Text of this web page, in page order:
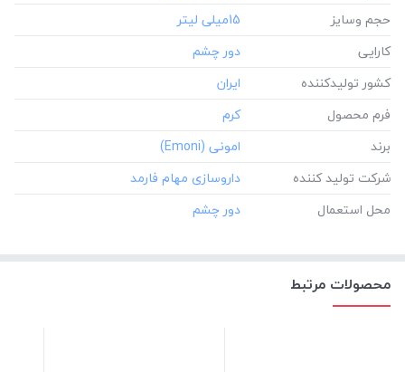
حجم وسایز
‎15میلی لیتر
کارایی
کشور تولید‎کننده
فرم محصول
برند
شرکت تولید کننده
محل استعمال
محصولات مرتبط